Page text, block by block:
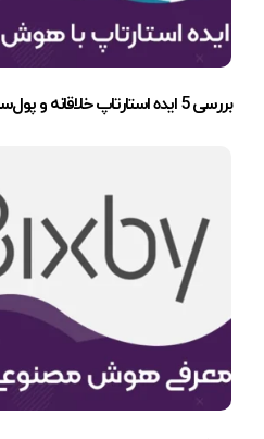
بررسی 5 ایده استارتاپ خلاقانه و پول‌ساز با هوش مصنوعی